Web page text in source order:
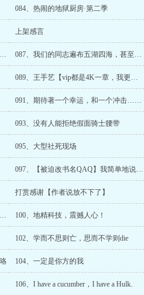
084、热闹的地狱厨房·第二季
上架感言
086、【万字大章】前天是兔，昨天是鹿，今天是你 087、我们的同志遍布五湖四海，甚至打入了敌人的内部
089、王手艺【vip都是4K一章，我更新没少啊……冤！！！】
091、期待著一个幸运，和一个冲击……
093、没有人能拒绝假面骑士腰带
095、大型社死现场
097、【被迫改书名QAQ】我简单地说两句……
打赏感谢【作者说放不下了】
100、地精科技，震撼人心！
102、学而不思则亡，思而不学则die
104、一定是你方的我
106、I have a cucumber，I have a Hulk.